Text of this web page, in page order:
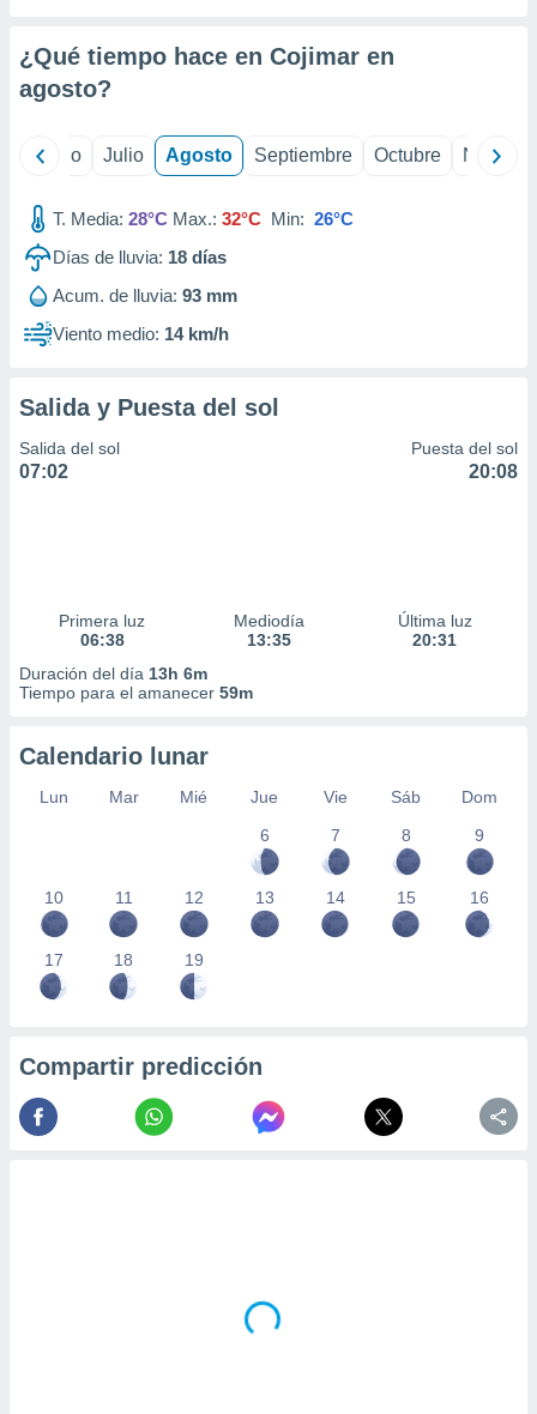
e
de
¿Qué tiempo hace en Cojimar en
agosto?
Junio Julio Agosto Septiembre Octubre
T. Media: 28°C Max.: 32°C Min: 26°C
Días de lluvia: 18 días
Acum. de lluvia: 93 mm
Viento medio: 14 km/h
Salida y Puesta del sol
Salida del sol
07:02
Puesta del sol
20:08
Primera luz
06:38
Mediodía
13:35
Última luz
20:31
Duración del día 13h 6m
Tiempo para el amanecer 59m
Calendario lunar
Lun Mar Mié Jue Vie Sáb
Dom
6
7 8 9
10 11 12 13 14 15 16
17 18 19
Compartir predicción